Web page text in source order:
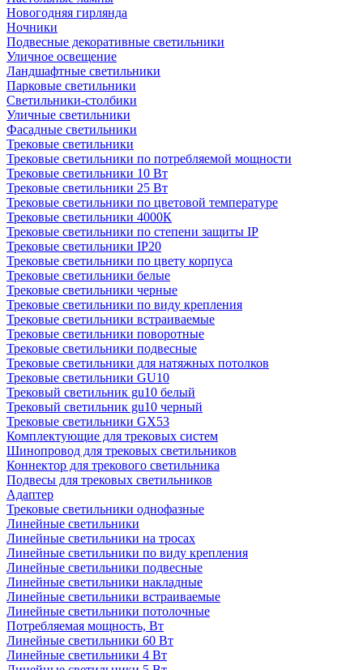
Новогодняя гирлянда
Ночники
Подвесные декоративные светильники
Уличное освещение
Ландшафтные светильники
Парковые светильники
Светильники-столбики
Уличные светильники
Фасадные светильники
Трековые светильники
Трековые светильники по потребляемой мощности
Трековые светильники 10 Вт
Трековые светильники 25 Вт
Трековые светильники по цветовой температуре
Трековые светильники 4000К
Трековые светильники по степени защиты IP
Трековые светильники IP20
Трековые светильники по цвету корпуса
Трековые светильники белые
Трековые светильники черные
Трековые светильники по виду крепления
Трековые светильники встраиваемые
Трековые светильники поворотные
Трековые светильники подвесные
Трековые светильники для натяжных потолков
Трековые светильники GU10
Трековый светильник gu10 белый
Трековый светильник gu10 черный
Трековые светильники GX53
Комплектующие для трековых систем
Шинопровод для трековых светильников
Коннектор для трекового светильника
Подвесы для трековых светильников
Адаптер
Трековые светильники однофазные
Линейные светильники
Линейные светильники на тросах
Линейные светильники по виду крепления
Линейные светильники подвесные
Линейные светильники накладные
Линейные светильники встраиваемые
Линейные светильники потолочные
Потребляемая мощность, Вт
Линейные светильники 60 Вт
Линейные светильники 4 Вт